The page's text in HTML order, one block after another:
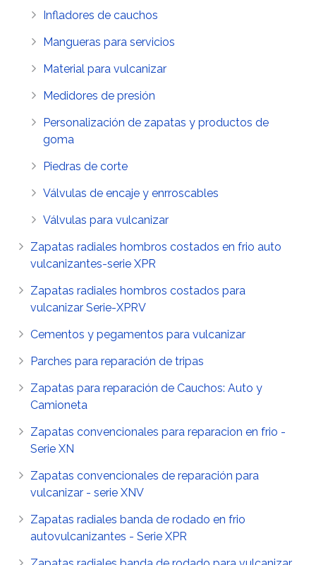
Infladores de cauchos
Mangueras para servicios
Material para vulcanizar
Medidores de presión
Personalización de zapatas y productos de
goma
Piedras de corte
Válvulas de encaje y enrroscables
Válvulas para vulcanizar
Zapatas radiales hombros costados en frio auto
vulcanizantes-serie XPR
Zapatas radiales hombros costados para
vulcanizar Serie-XPRV
Cementos y pegamentos para vulcanizar
Parches para reparación de tripas
Zapatas para reparación de Cauchos: Auto y
Camioneta
Zapatas convencionales para reparacion en frio -
Serie XN
Zapatas convencionales de reparación para
vulcanizar - serie XNV
Zapatas radiales banda de rodado en frio
autovulcanizantes - Serie XPR